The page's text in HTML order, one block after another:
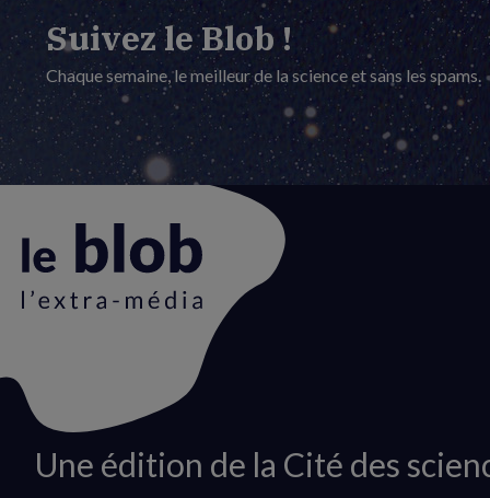
Suivez le Blob !
Chaque semaine, le meilleur de la science et sans les spams.
Animation
Une édition de la Cité des